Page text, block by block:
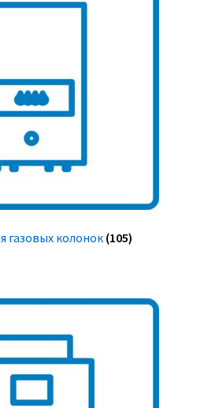
газовых колонок (105)